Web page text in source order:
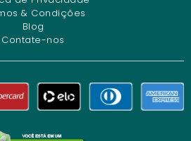
& Condições
Blog
Contate-nos